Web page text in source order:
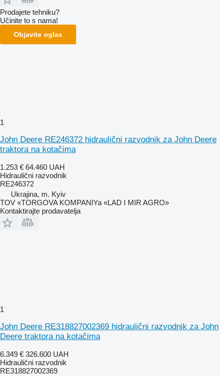
Prodajete tehniku?
Učinite to s nama!
Objavite oglas
1
John Deere RE246372 hidraulični razvodnik za John Deere
traktora na kotačima
1.253 € 64.460 UAH
Hidraulični razvodnik
RE246372
Ukrajina, m. Kyiv
TOV «TORGOVA KOMPANIYa «LAD I MIR AGRO»
Kontaktirajte prodavatelja
1
John Deere RE318827002369 hidraulični razvodnik za John
Deere traktora na kotačima
6.349 € 326.600 UAH
Hidraulični razvodnik
RE318827002369